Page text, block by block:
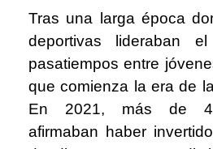
Tras una larga época
deportivas lideraban
pasatiempos entre
que comienza la era de
En 2021, más de
afirmaban haber